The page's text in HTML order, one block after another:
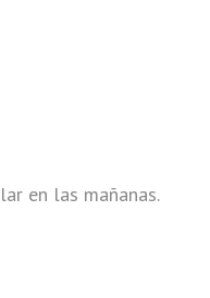
en las mañanas.